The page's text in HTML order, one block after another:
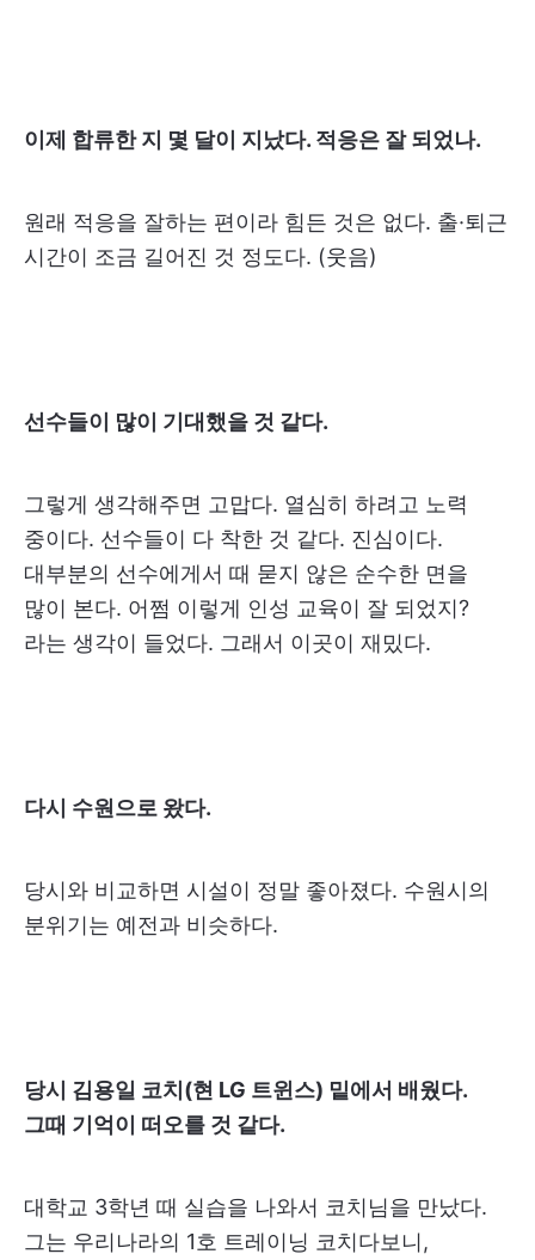
이제 합류한 지 몇 달이 지났다. 적응은 잘 되었나.
원래 적응을 잘하는 편이라 힘든 것은 없다. 출·퇴근
시간이 조금 길어진 것 정도다. (웃음)
선수들이 많이 기대했을 것 같다.
그렇게 생각해주면 고맙다. 열심히 하려고 노력
중이다. 선수들이 다 착한 것 같다. 진심이다.
대부분의 선수에게서 때 묻지 않은 순수한 면을
많이 본다. 어쩜 이렇게 인성 교육이 잘 되었지?
라는 생각이 들었다. 그래서 이곳이 재밌다.
다시 수원으로 왔다.
당시와 비교하면 시설이 정말 좋아졌다. 수원시의
분위기는 예전과 비슷하다.
당시 김용일 코치(현 LG 트윈스) 밑에서 배웠다.
그때 기억이 떠오를 것 같다.
대학교 3학년 때 실습을 나와서 코치님을 만났다.
그는 우리나라의 1호 트레이닝 코치다보니,